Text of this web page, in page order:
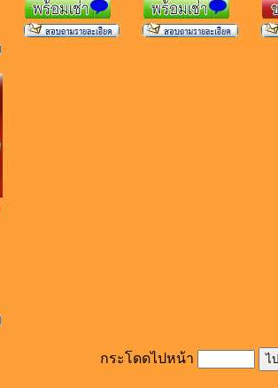
กระโดดไปหน้า